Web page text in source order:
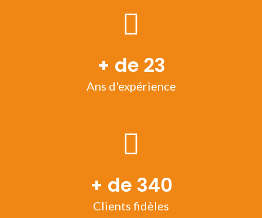
+ de 23
Ans d'expérience
+ de 340
Clients fidèles